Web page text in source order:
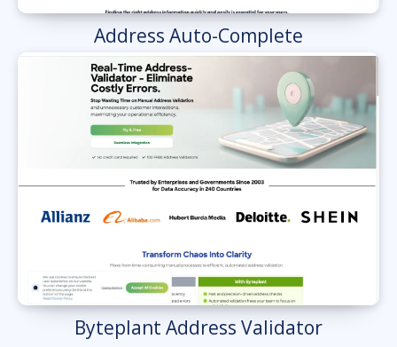
Address Auto-Complete
Byteplant Address Validator